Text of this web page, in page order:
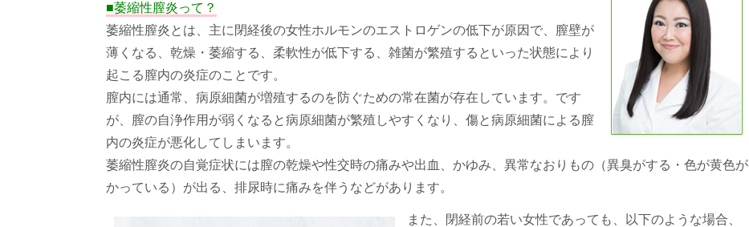
■萎縮性膣炎って？
萎縮性膣炎とは、主に閉経後の女性ホルモンのエストロゲンの低下が原因で、膣壁が
薄くなる、乾燥・萎縮する、柔軟性が低下する、雑菌が繁殖するといった状態により
起こる膣内の炎症のことです。
膣内には通常、病原細菌が増殖するのを防ぐための常在菌が存在しています。です
が、膣の自浄作用が弱くなると病原細菌が繁殖しやすくなり、傷と病原細菌による膣
内の炎症が悪化してしまいます。
萎縮性膣炎の自覚症状には膣の乾燥や性交時の痛みや出血、かゆみ、異常なおりもの（異臭がする・色が黄色が
かっている）が出る、排尿時に痛みを伴うなどがあります。
また、閉経前の若い女性であっても、以下のような場合、